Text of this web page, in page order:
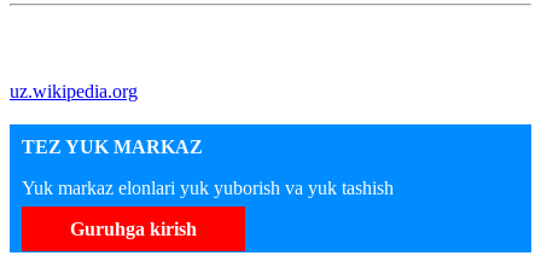
uz.wikipedia.org
TEZ YUK MARKAZ
Yuk markaz elonlari yuk yuborish va yuk tashish
Guruhga kirish